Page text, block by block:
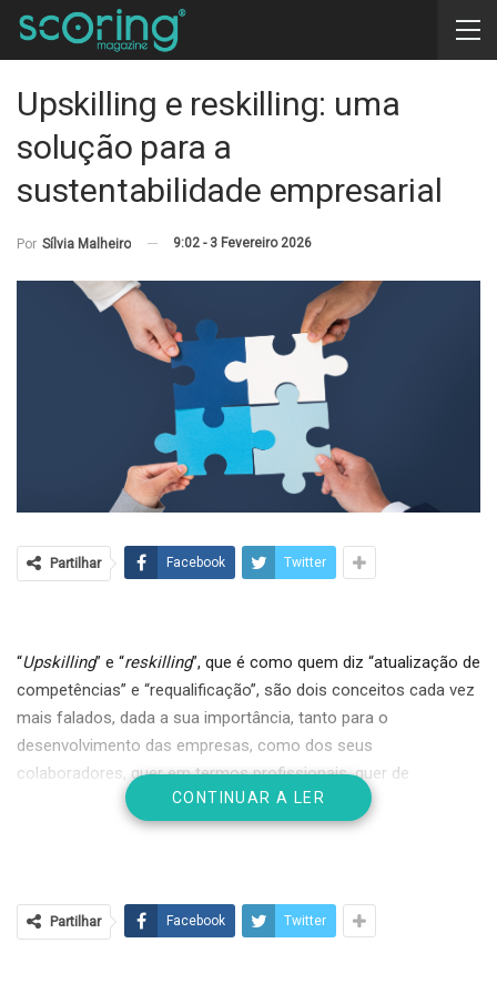
Upskilling e reskilling: uma
solução para a
sustentabilidade empresarial
Por Sílvia Malheiro 9:02 - 3 Fevereiro 2026
Partilhar Facebook Twitter
“Upskilling” e “reskilling”, que é como quem diz “atualização de
competências” e “requalificação”, são dois conceitos cada vez
mais falados, dada a sua importância, tanto para o
desenvolvimento das empresas, como dos seus
colaboradores, quer em termos profissionais, quer de
desenvolvimento pessoal.
digital, sendo a formação contínua dos colaboradores, nos
seus conceitos de
upskilling e reskilling, uma solução para a
CONTINUAR A LER
Partilhar Facebook Twitter